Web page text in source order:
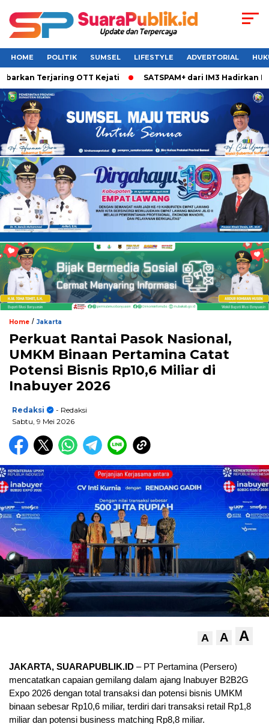
HOME POLITIK SUMSEL LIFESTYLE ADVERTORIAL
Terjaring OTT Kejati SATSPAM+ dari IM3 Hadirkan
Home / Jakarta
Perkuat Rantai Pasok Nasional,
UMKM Binaan Pertamina Catat
Potensi Bisnis Rp10,6 Miliar di
Inabuyer 2026
Redaksi
- Redaksi
Sabtu, 9 Mei 2026
A A A
JAKARTA, SUARAPUBLIK.ID – PT Pertamina (Persero)
mencatatkan capaian gemilang dalam ajang Inabuyer B2B2G
Expo 2026 dengan total transaksi dan potensi bisnis UMKM
binaan sebesar Rp10,6 miliar, terdiri dari transaksi retail Rp1,8
miliar dan potensi business matching Rp8,8 miliar.